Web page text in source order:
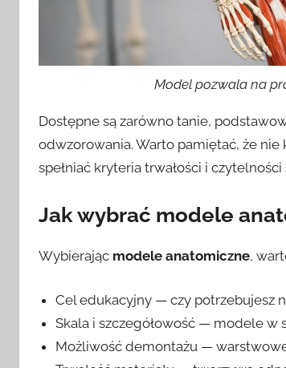
Model pozwala na
Dostępne są zarówno tanie,
odwzorowania. Warto pamiętać, że nie
spełniać kryteria trwałości i czytelności
Jak wybrać modele
Wybierając modele anatomiczne,
Cel edukacyjny — czy potrzebujesz
Skala i szczegółowość — modele w
Możliwość demontażu —